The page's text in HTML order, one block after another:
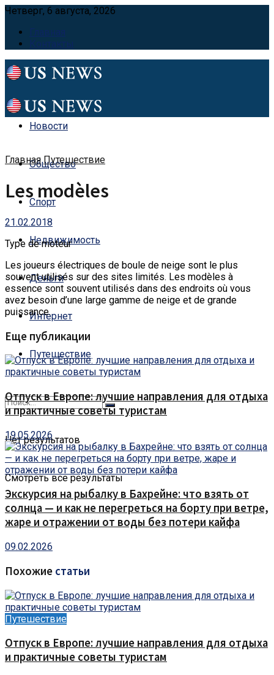
Четверг, 6 августа, 2026
Главная
Контакты
Новости
Общество
Спорт
Недвижимость
Деньги
Интернет
Путешествие
Нет результатов
Смотреть все результаты
Главная Путешествие
Les modèles
21.02.2018
Type de moteur
Les joueurs électriques de boule de neige sont le plus
souvent utilisés sur des sites limités. Les modèles à
essence sont souvent utilisés dans des endroits où vous
avez besoin d’une large gamme de neige et de grande
puissance.
Еще публикации
Отпуск в Европе: лучшие направления для отдыха
и практичные советы туристам
19.05.2026
Экскурсия на рыбалку в Бахрейне: что взять от
солнца — и как не перегреться на борту при ветре,
жаре и отражении от воды без потери кайфа
09.02.2026
Похожие статьи
Путешествие
Отпуск в Европе: лучшие направления для отдыха
и практичные советы туристам